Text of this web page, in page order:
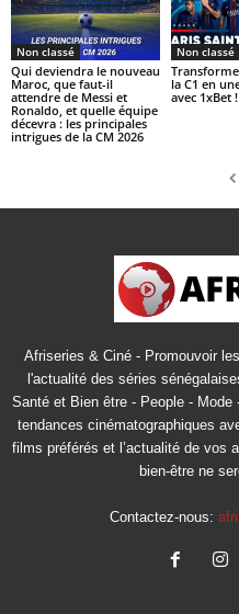
Non classé
Qui deviendra le nouveau
Maroc, que faut-il
attendre de Messi et
Ronaldo, et quelle équipe
décevra : les principales
intrigues de la CM 2026
Non classé
la C1 en
avec 1xBet !
Afriseries & Ciné - Promouvoir
l'actualité des séries
Santé et Bien être - People - Mode
tendances cinématographiques
films préférés et l’actualité de vos
bien-être ne
Contactez-nous: